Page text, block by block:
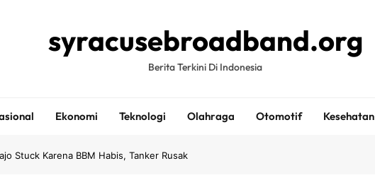
syracusebroadband.org
Berita Terkini Di Indonesia
Ekonomi Teknologi Olahraga Otomotif Kesehatan
Stuck Karena BBM Habis, Tanker Rusak